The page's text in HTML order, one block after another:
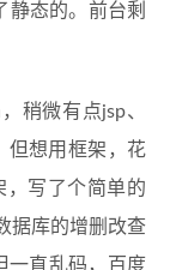
静态的。前台剩
稍微有点jsp、
但想用框架，花
，写了个简单的
据库的增删改查
一直乱码，百度